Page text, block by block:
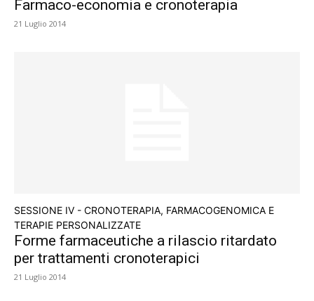
Farmaco-economia e cronoterapia
21 Luglio 2014
SESSIONE IV - CRONOTERAPIA, FARMACOGENOMICA E
TERAPIE PERSONALIZZATE
Forme farmaceutiche a rilascio ritardato
per trattamenti cronoterapici
21 Luglio 2014